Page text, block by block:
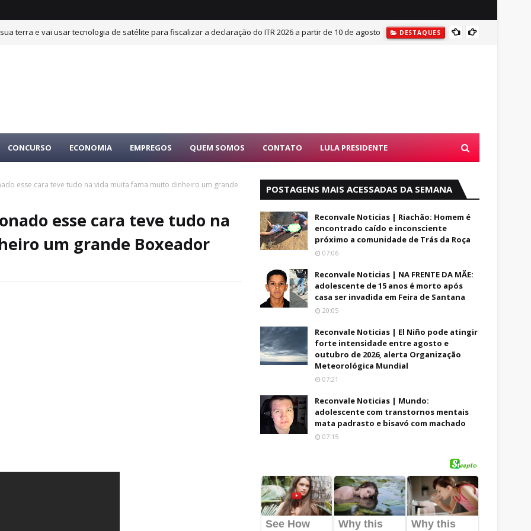
terra e vai usar tecnologia de satélite para fiscalizar a declaração do ITR 2026 a partir de 10 de agosto DESTAQUES
CONCURSO ECONOMIA EMPREGOS QUEM SOMOS CONTATO LULA PRESIDENTE
esse cara teve tudo na vida muita fama muito dinheiro um grande
esse cara teve tudo na
um grande Boxeador
POSTAGENS MAIS ACESSADAS DA SEMANA
Reconvale Noticias | Riachão: Homem é
encontrado caído e inconsciente
próximo a comunidade de Trás da Roça
07:06
Reconvale Noticias | NA FRENTE DA MÃE:
adolescente de 15 anos é morto após
casa ser invadida em Feira de Santana
20:05
Reconvale Noticias | El Niño pode atingir
forte intensidade entre agosto e
outubro de 2026, alerta Organização
Meteorológica Mundial
07:21
Reconvale Noticias | Mundo:
adolescente com transtornos mentais
mata padrasto e bisavó com machado
07:15